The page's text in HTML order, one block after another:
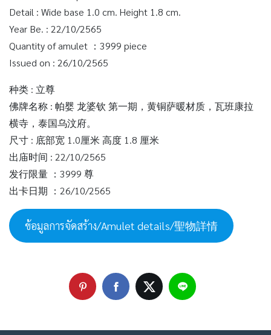
Detail : Wide base 1.0 cm. Height 1.8 cm.
Year Be. : 22/10/2565
Quantity of amulet ：3999 piece
Issued on : 26/10/2565
种类 : 立尊
佛牌名称 : 帕婴 龙婆钦 第一期，黄铜萨暖材质，瓦班康拉
横寺，泰国乌汶府。
尺寸 : 底部宽 1.0厘米 高度 1.8 厘米
出庙时间 : 22/10/2565
发行限量 ：3999 尊
出卡日期 ：26/10/2565
ข้อมูลการจัดสร้าง/Amulet details/聖物詳情